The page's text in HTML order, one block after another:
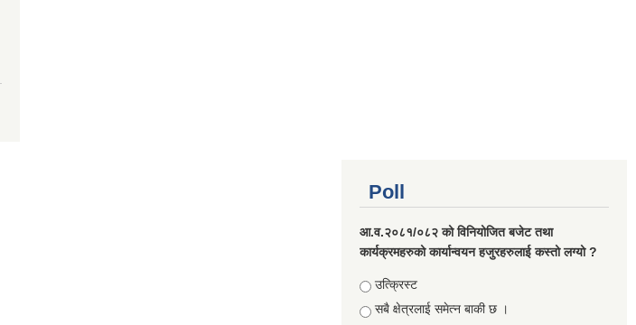
Poll
आ.व.२०८१/०८२ को विनियोजित बजेट तथा
कार्यक्रमहरुको कार्यान्वयन हजुरहरुलाई कस्तो लग्यो ?
Choices
उत्क्रिस्ट
सबै क्षेत्रलाई समेत्न बाकी छ ।